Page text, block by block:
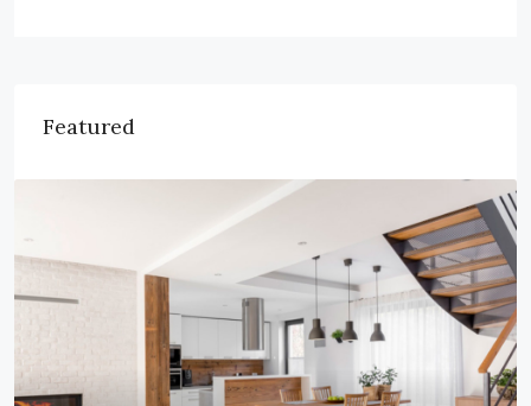
Featured